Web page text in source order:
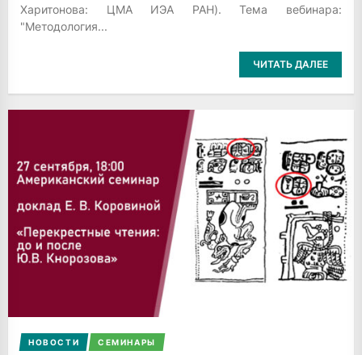
Харитонова: ЦМА ИЭА РАН). Тема вебинара:
"Методология...
ЧИТАТЬ ДАЛЕЕ
НОВОСТИ СЕМИНАРЫ